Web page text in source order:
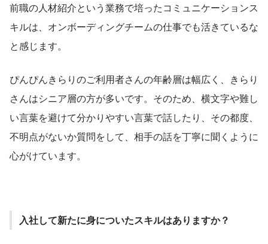
前職の人材紹介という業務で培ったコミュニケーションス
キルは、オンボーディングチームの仕事でも活きているな
と感じます。
ぴんぴんきらりのご利用者さんの年齢層は幅広く、きらり
さんはシニア層の方が多いです。そのため、横文字や難し
い言葉を避けて分かりやすい言葉で話したり、その都度、
不明点がないか質問をして、相手の話を丁寧に聞くように
心がけています。
入社して新たに身についたスキルはありますか？